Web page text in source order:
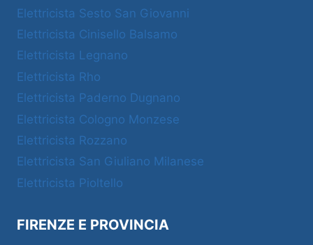
Elettricista Sesto San Giovanni
Elettricista Cinisello Balsamo
Elettricista Legnano
Elettricista Rho
Elettricista Paderno Dugnano
Elettricista Cologno Monzese
Elettricista Rozzano
Elettricista San Giuliano Milanese
Elettricista Pioltello
FIRENZE E PROVINCIA